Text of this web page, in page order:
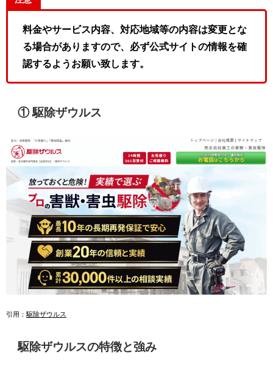
料金やサービス内容、対応地域等の内容は変更とな
る場合がありますので、必ず公式サイトの情報を確
認するようお願い致します。
① 駆除ザウルス
引用： 駆除ザウルス
駆除ザウルスの特徴と強み